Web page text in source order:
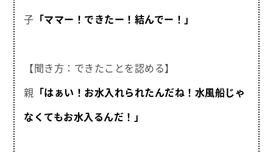
子 「ママー！できたー！結んでー！」
【聞き方：できたことを認める】
親 「はぁい！お水入れられたんだね！水風船じゃ
なくてもお水入るんだ！」